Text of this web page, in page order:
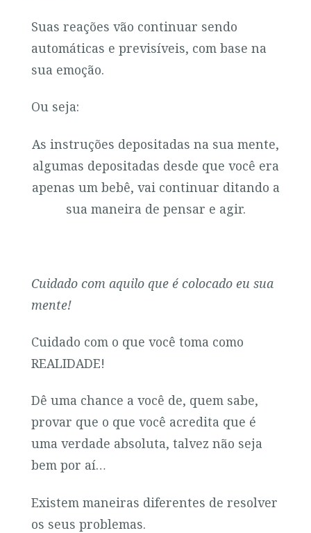
Suas reações vão continuar sendo
automáticas e previsíveis, com base na
sua emoção.
Ou seja:
As instruções depositadas na sua mente,
algumas depositadas desde que você era
apenas um bebê, vai continuar ditando a
sua maneira de pensar e agir.
Cuidado com aquilo que é colocado eu sua
mente!
Cuidado com o que você toma como
REALIDADE!
Dê uma chance a você de, quem sabe,
provar que o que você acredita que é
uma verdade absoluta, talvez não seja
bem por aí…
Existem maneiras diferentes de resolver
os seus problemas.